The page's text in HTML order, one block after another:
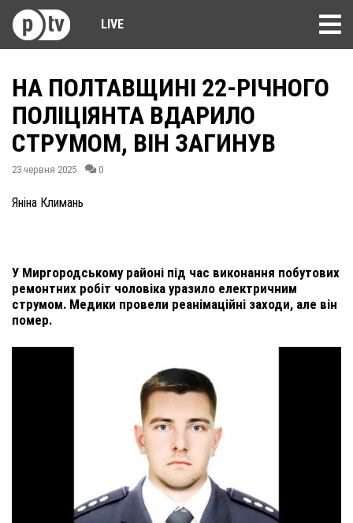
LIVE
НА ПОЛТАВЩИНІ 22-РІЧНОГО
ПОЛІЦІЯНТА ВДАРИЛО
СТРУМОМ, ВІН ЗАГИНУВ
23 червня 2025 0
Яніна Климань
У Миргородському районі під час виконання побутових
ремонтних робіт чоловіка уразило електричним
струмом. Медики провели реанімаційні заходи, але він
помер.